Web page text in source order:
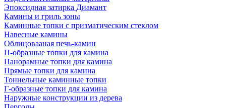
Эпоксидная затирка Диамант
Камины и гриль зоны
Каминные топки с призматическим стеклом
Навесные камины
Облицовааная печь-камин
П-образные топки для камина
Панорамные топки для камина
Прямые топки для камина
Тоннельные каминные топки
Г-образные топки для камина
Наружные конструкции из дерева